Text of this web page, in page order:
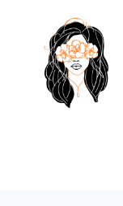
contenu